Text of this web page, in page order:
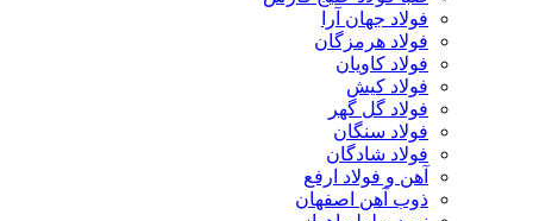
فولاد جهان آرا
فولاد هرمزگان
فولاد کاویان
فولاد کیش
فولاد گل گهر
فولاد سنگان
فولاد شادگان
آهن و فولاد ارفع
ذوب آهن اصفهان